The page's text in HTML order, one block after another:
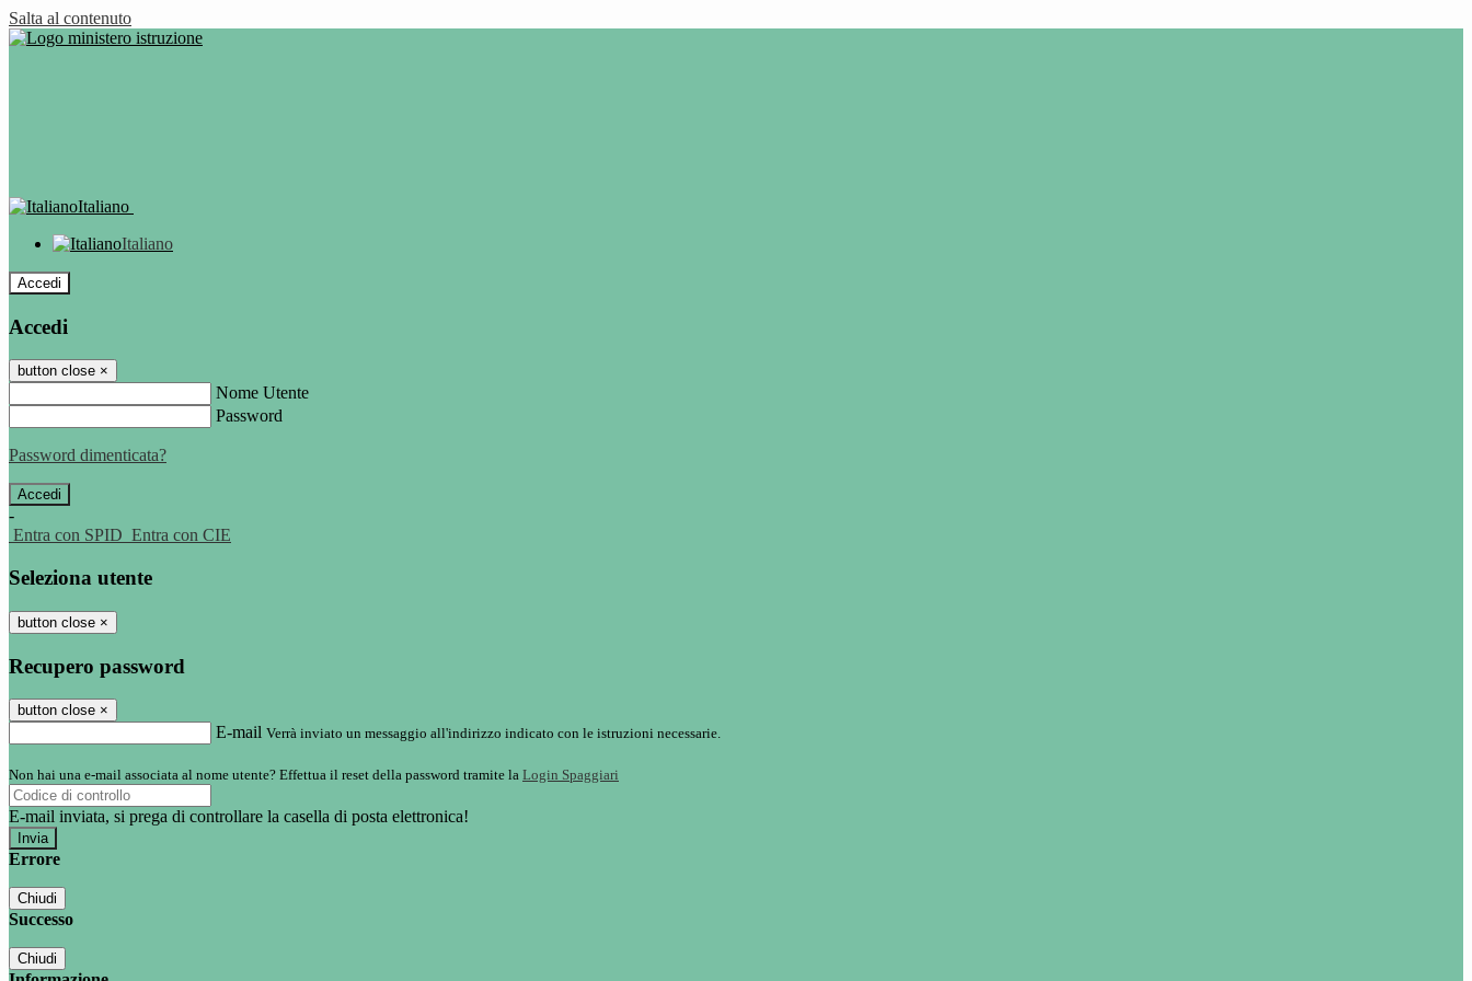
Salta al contenuto
Italiano
Italiano
Accedi
Accedi
button close ×
Nome Utente
Password
Password dimenticata?
-
Entra con SPID Entra con CIE
Seleziona utente
button close ×
Recupero password
button close ×
E-mail Verrà inviato un messaggio all'indirizzo indicato con le istruzioni necessarie.
Non hai una e-mail associata al nome utente? Effettua il reset della password tramite la Login Spaggiari
E-mail inviata, si prega di controllare la casella di posta elettronica!
Errore
Chiudi
Successo
Chiudi